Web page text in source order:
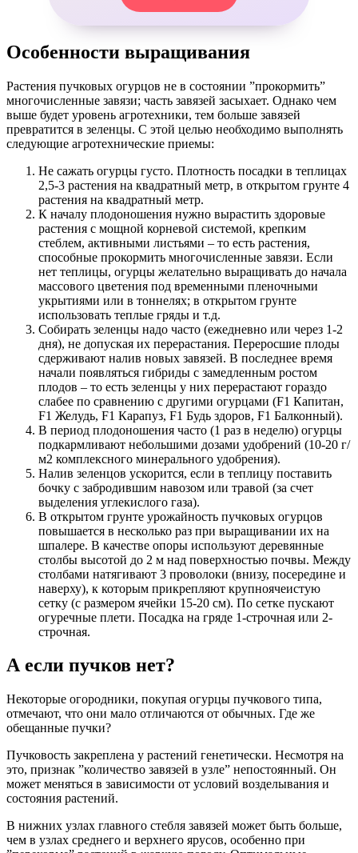
Особенности выращивания
Растения пучковых огурцов не в состоянии ”прокормить”
многочисленные завязи; часть завязей засыхает. Однако чем
выше будет уровень агротехники, тем больше завязей
превратится в зеленцы. С этой целью необходимо выполнять
следующие агротехнические приемы:
Не сажать огурцы густо. Плотность посадки в теплицах
2,5-3 растения на квадратный метр, в открытом грунте 4
растения на квадратный метр.
К началу плодоношения нужно вырастить здоровые
растения с мощной корневой системой, крепким
стеблем, активными листьями – то есть растения,
способные прокормить многочисленные завязи. Если
нет теплицы, огурцы желательно выращивать до начала
массового цветения под временными пленочными
укрытиями или в тоннелях; в открытом грунте
использовать теплые гряды и т.д.
Собирать зеленцы надо часто (ежедневно или через 1-2
дня), не допуская их перерастания. Переросшие плоды
сдерживают налив новых завязей. В последнее время
начали появляться гибриды с замедленным ростом
плодов – то есть зеленцы у них перерастают гораздо
слабее по сравнению с другими огурцами (F1 Капитан,
F1 Желудь, F1 Карапуз, F1 Будь здоров, F1 Балконный).
В период плодоношения часто (1 раз в неделю) огурцы
подкармливают небольшими дозами удобрений (10-20 г/
м2 комплексного минерального удобрения).
Налив зеленцов ускорится, если в теплицу поставить
бочку с забродившим навозом или травой (за счет
выделения углекислого газа).
В открытом грунте урожайность пучковых огурцов
повышается в несколько раз при выращивании их на
шпалере. В качестве опоры используют деревянные
столбы высотой до 2 м над поверхностью почвы. Между
столбами натягивают 3 проволоки (внизу, посередине и
наверху), к которым прикрепляют крупноячеистую
сетку (с размером ячейки 15-20 см). По сетке пускают
огуречные плети. Посадка на гряде 1-строчная или 2-
строчная.
А если пучков нет?
Некоторые огородники, покупая огурцы пучкового типа,
отмечают, что они мало отличаются от обычных. Где же
обещанные пучки?
Пучковость закреплена у растений генетически. Несмотря на
это, признак ”количество завязей в узле” непостоянный. Он
может меняться в зависимости от условий возделывания и
состояния растений.
В нижних узлах главного стебля завязей может быть больше,
чем в узлах среднего и верхнего ярусов, особенно при